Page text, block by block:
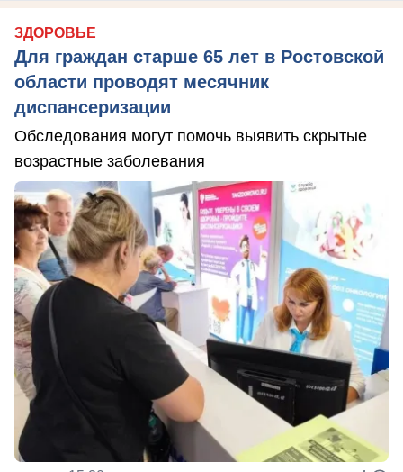
ЗДОРОВЬЕ
Для граждан старше 65 лет в Ростовской
области проводят месячник
диспансеризации
Обследования могут помочь выявить скрытые
возрастные заболевания